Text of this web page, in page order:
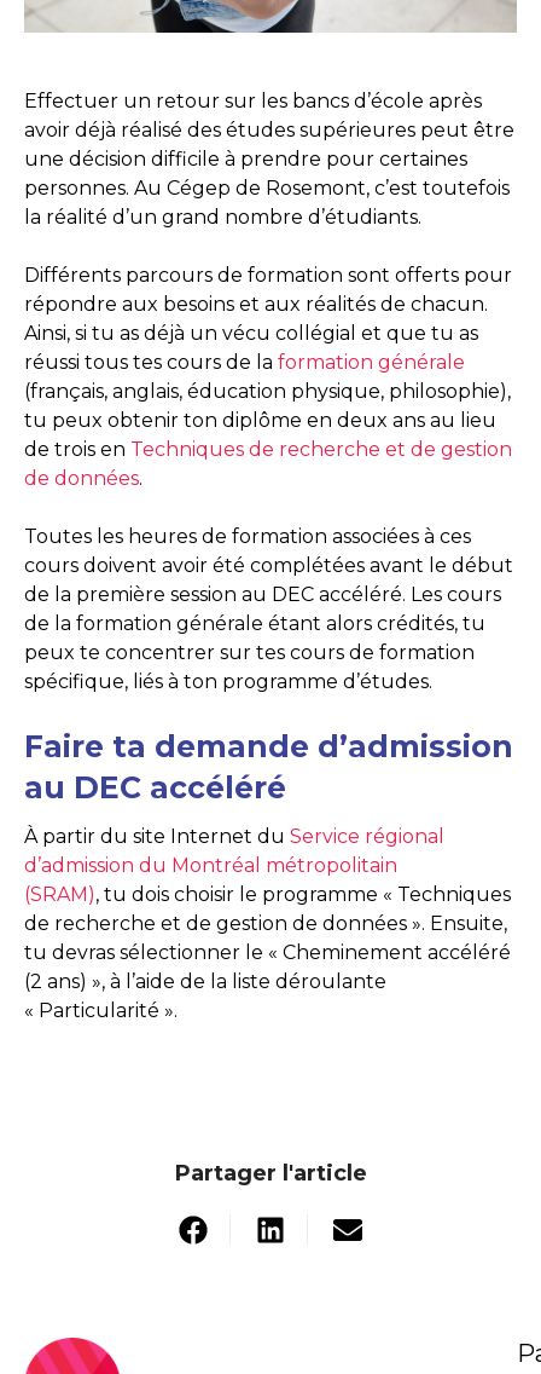
Effectuer un retour sur les bancs d’école après
avoir déjà réalisé des études supérieures peut être
une décision difficile à prendre pour certaines
personnes. Au Cégep de Rosemont, c’est toutefois
la réalité d’un grand nombre d’étudiants.
Différents parcours de formation sont offerts pour
répondre aux besoins et aux réalités de chacun.
Ainsi, si tu as déjà un vécu collégial et que tu as
réussi tous tes cours de la formation générale
(français, anglais, éducation physique, philosophie),
tu peux obtenir ton diplôme en deux ans au lieu
de trois en Techniques de recherche et de gestion
de données.
Toutes les heures de formation associées à ces
cours doivent avoir été complétées avant le début
de la première session au DEC accéléré. Les cours
de la formation générale étant alors crédités, tu
peux te concentrer sur tes cours de formation
spécifique, liés à ton programme d’études.
Faire ta demande d’admission
au DEC accéléré
À partir du site Internet du Service régional
d’admission du Montréal métro­politain
(SRAM), tu dois choisir le programme « Techniques
de recherche et de gestion de données ». Ensuite,
tu devras sélectionner le « Cheminement accéléré
(2 ans) », à l’aide de la liste déroulante
« Particularité ».
Partager l'article